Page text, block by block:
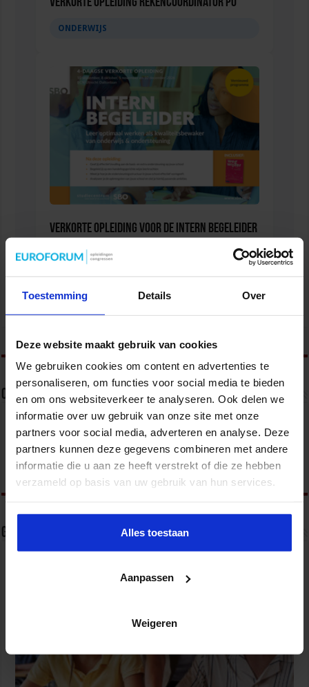
Toestemming Details Over
Deze website maakt gebruik van cookies
We gebruiken cookies om content en advertenties te
personaliseren, om functies voor social media te bieden
en om ons websiteverkeer te analyseren. Ook delen we
informatie over uw gebruik van onze site met onze
partners voor social media, adverteren en analyse. Deze
partners kunnen deze gegevens combineren met andere
informatie die u aan ze heeft verstrekt of die ze hebben
verzameld op basis van uw gebruik van hun services.
Alles toestaan
Aanpassen
Weigeren
Verkorte opleiding Rekencoördinator PO
ONDERWIJS
Verkorte opleiding voor de Intern Begeleider
ONDERWIJS
tweet
Over sbo
Het Studiecentrum voor Bedrijf en Overheid (SBO)
organiseert jaarlijks zo’n 200 opleidingen en
congressen over o.a. onderwijs, veiligheid, milieu
& RO, zorg, bouw & infra en overheid.
Gerelateerde Artikelen